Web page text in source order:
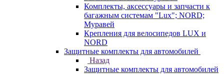
Комплекты, аксессуары и запчасти к
багажным системам "Lux"; NORD;
Муравей
Крепления для велосипедов LUX и
NORD
Защитные комплекты для автомобилей
Назад
Защитные комплекты для автомобилей